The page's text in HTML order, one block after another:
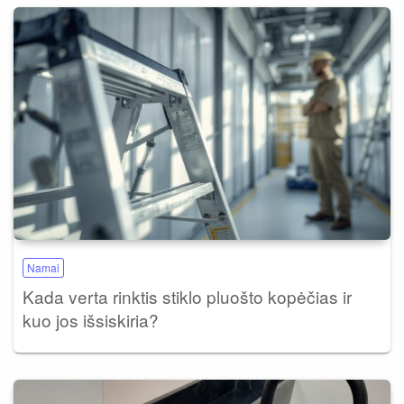
Namai
Kada verta rinktis stiklo pluošto kopėčias ir
kuo jos išsiskiria?